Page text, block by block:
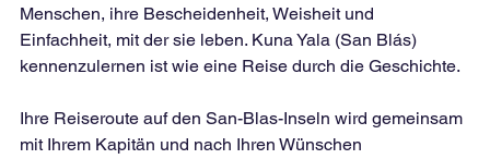
Menschen, ihre Bescheidenheit, Weisheit und
Einfachheit, mit der sie leben. Kuna Yala (San Blás)
kennenzulernen ist wie eine Reise durch die Geschichte.
Ihre Reiseroute auf den San-Blas-Inseln wird gemeinsam
mit Ihrem Kapitän und nach Ihren Wünschen